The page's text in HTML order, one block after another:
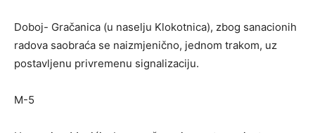
Doboj- Gračanica (u naselju Klokotnica), zbog sanacionih
radova saobraća se naizmjenično, jednom trakom, uz
postavljenu privremenu signalizaciju.
M-5